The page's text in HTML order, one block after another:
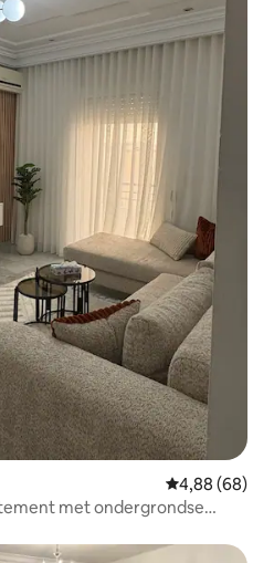
Gemiddelde
4,88 (68)
met ondergrondse